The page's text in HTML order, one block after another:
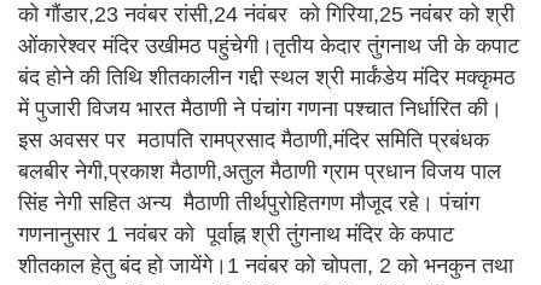
को गौंडार,23 नवंबर रांसी,24 नंवंबर को गिरिया,25 नवंबर को श्री
ओंकारेश्वर मंदिर उखीमठ पहुंचेगी।तृतीय केदार तुंगनाथ जी के कपाट
बंद होने की तिथि शीतकालीन गद्दी स्थल श्री मार्कंडेय मंदिर मक्कृमठ
में पुजारी विजय भारत मैठाणी ने पंचांग गणना पश्चात निर्धारित की।
इस अवसर पर मठापति रामप्रसाद मैठाणी,मंदिर समिति प्रबंधक
बलबीर नेगी,प्रकाश मैठाणी,अतुल मैठाणी ग्राम प्रधान विजय पाल
सिंह नेगी सहित अन्य मैठाणी तीर्थपुरोहितगण मौजूद रहे। पंचांग
गणनानुसार 1 नवंबर को पूर्वाह्न श्री तुंगनाथ मंदिर के कपाट
शीतकाल हेतु बंद हो जायेंगे।1 नवंबर को चोपता, 2 को भनकुन तथा